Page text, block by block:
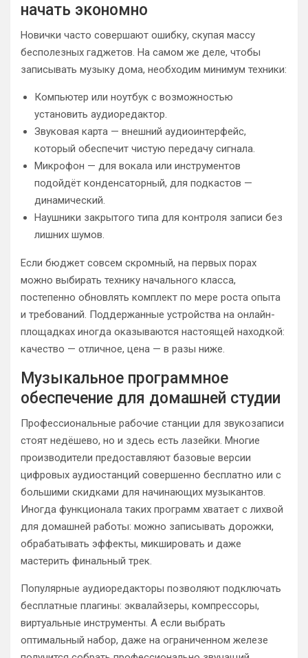
начать экономно
Новички часто совершают ошибку, скупая массу
бесполезных гаджетов. На самом же деле, чтобы
записывать музыку дома, необходим минимум техники:
Компьютер или ноутбук с возможностью
установить аудиоредактор.
Звуковая карта — внешний аудиоинтерфейс,
который обеспечит чистую передачу сигнала.
Микрофон — для вокала или инструментов
подойдёт конденсаторный, для подкастов —
динамический.
Наушники закрытого типа для контроля записи без
лишних шумов.
Если бюджет совсем скромный, на первых порах
можно выбирать технику начального класса,
постепенно обновлять комплект по мере роста опыта
и требований. Поддержанные устройства на онлайн-
площадках иногда оказываются настоящей находкой:
качество — отличное, цена — в разы ниже.
Музыкальное программное
обеспечение для домашней студии
Профессиональные рабочие станции для звукозаписи
стоят недёшево, но и здесь есть лазейки. Многие
производители предоставляют базовые версии
цифровых аудиостанций совершенно бесплатно или с
большими скидками для начинающих музыкантов.
Иногда функционала таких программ хватает с лихвой
для домашней работы: можно записывать дорожки,
обрабатывать эффекты, микшировать и даже
мастерить финальный трек.
Популярные аудиоредакторы позволяют подключать
бесплатные плагины: эквалайзеры, компрессоры,
виртуальные инструменты. А если выбрать
оптимальный набор, даже на ограниченном железе